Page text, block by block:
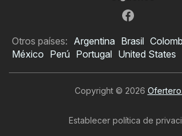
Otros países: Argentina Brasil
México Perú Portugal United States
Copyright © 2026
Establecer política de